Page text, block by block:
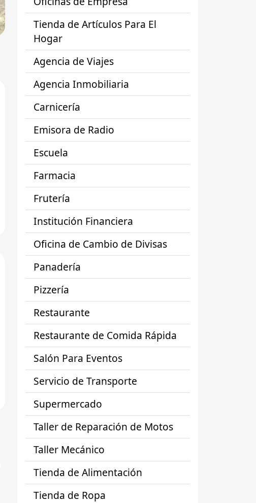
Tienda de Artículos Para El
Hogar
Agencia de Viajes
Agencia Inmobiliaria
Carnicería
Emisora de Radio
Escuela
Farmacia
Frutería
Institución Financiera
Oficina de Cambio de Divisas
Panadería
Pizzería
Restaurante
Restaurante de Comida Rápida
Salón Para Eventos
Servicio de Transporte
Supermercado
Taller de Reparación de Motos
Taller Mecánico
Tienda de Alimentación
Tienda de Ropa